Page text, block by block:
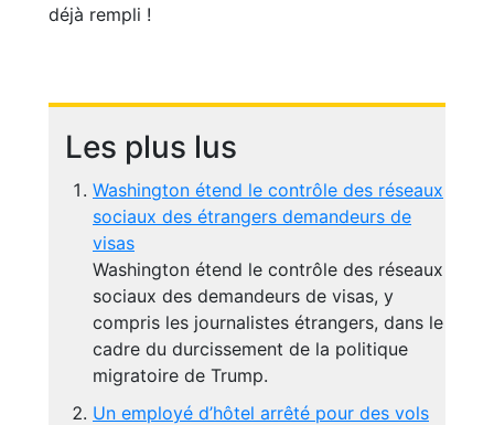
déjà rempli !
Les plus lus
Washington étend le contrôle des réseaux
sociaux des étrangers demandeurs de
visas
Washington étend le contrôle des réseaux
sociaux des demandeurs de visas, y
compris les journalistes étrangers, dans le
cadre du durcissement de la politique
migratoire de Trump.
Un employé d’hôtel arrêté pour des vols